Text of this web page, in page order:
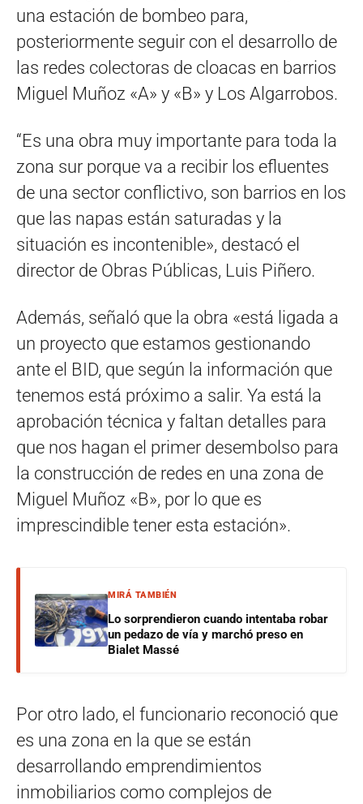
una estación de bombeo para,
posteriormente seguir con el desarrollo de
las redes colectoras de cloacas en barrios
Miguel Muñoz «A» y «B» y Los Algarrobos.
“Es una obra muy importante para toda la
zona sur porque va a recibir los efluentes
de una sector conflictivo, son barrios en los
que las napas están saturadas y la
situación es incontenible», destacó el
director de Obras Públicas, Luis Piñero.
Además, señaló que la obra «está ligada a
un proyecto que estamos gestionando
ante el BID, que según la información que
tenemos está próximo a salir. Ya está la
aprobación técnica y faltan detalles para
que nos hagan el primer desembolso para
la construcción de redes en una zona de
Miguel Muñoz «B», por lo que es
imprescindible tener esta estación».
MIRÁ TAMBIÉN
Lo sorprendieron cuando intentaba robar
un pedazo de vía y marchó preso en
Bialet Massé
Por otro lado, el funcionario reconoció que
es una zona en la que se están
desarrollando emprendimientos
inmobiliarios como complejos de